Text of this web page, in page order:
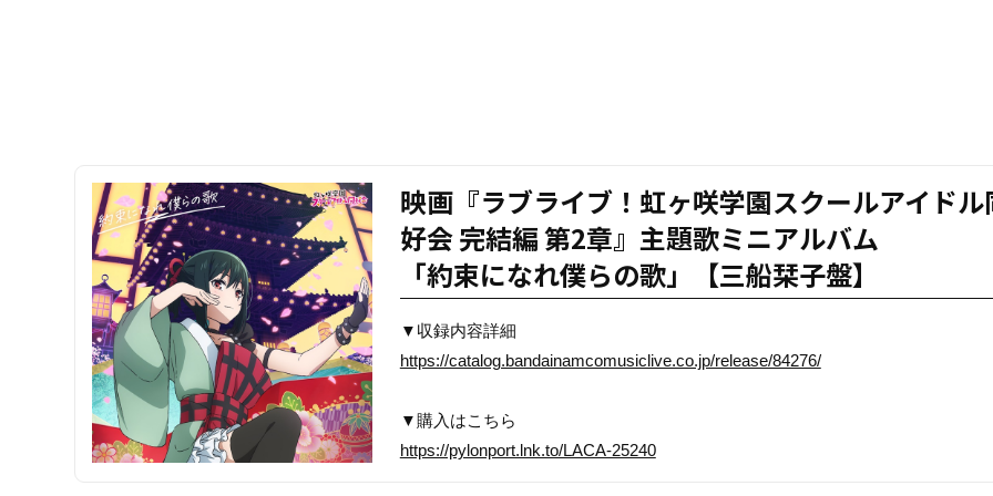
映画『ラブライブ！虹ヶ咲学園スクールアイドル
好会 完結編 第2章』主題歌ミニアルバム
「約束になれ僕らの歌」【三船栞子盤】
▼収録内容詳細
https://catalog.bandainamcomusiclive.co.jp/release/84276/
▼購入はこちら
https://pylonport.lnk.to/LACA-25240